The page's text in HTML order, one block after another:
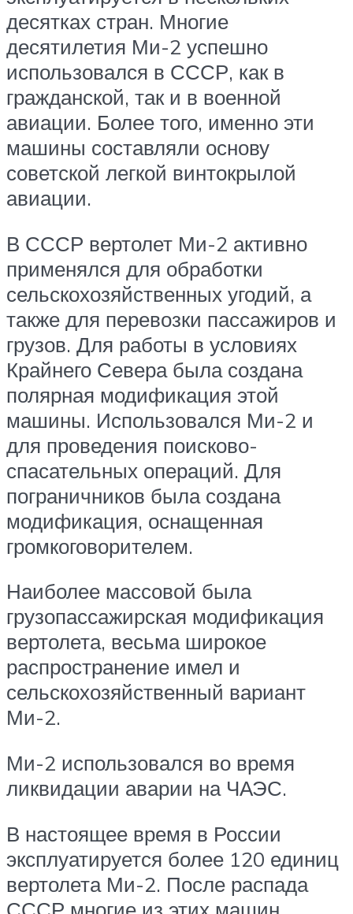
десятках стран. Многие
десятилетия Ми-2 успешно
использовался в СССР, как в
гражданской, так и в военной
авиации. Более того, именно эти
машины составляли основу
советской легкой винтокрылой
авиации.
В СССР вертолет Ми-2 активно
применялся для обработки
сельскохозяйственных угодий, а
также для перевозки пассажиров и
грузов. Для работы в условиях
Крайнего Севера была создана
полярная модификация этой
машины. Использовался Ми-2 и
для проведения поисково-
спасательных операций. Для
пограничников была создана
модификация, оснащенная
громкоговорителем.
Наиболее массовой была
грузопассажирская модификация
вертолета, весьма широкое
распространение имел и
сельскохозяйственный вариант
Ми-2.
Ми-2 использовался во время
ликвидации аварии на ЧАЭС.
В настоящее время в России
эксплуатируется более 120 единиц
вертолета Ми-2. После распада